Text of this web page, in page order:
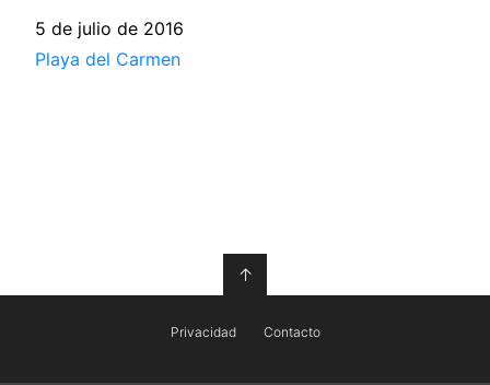
Fecha
5 de julio de 2016
Respecto a
Playa del Carmen
↑
Privacidad Contacto